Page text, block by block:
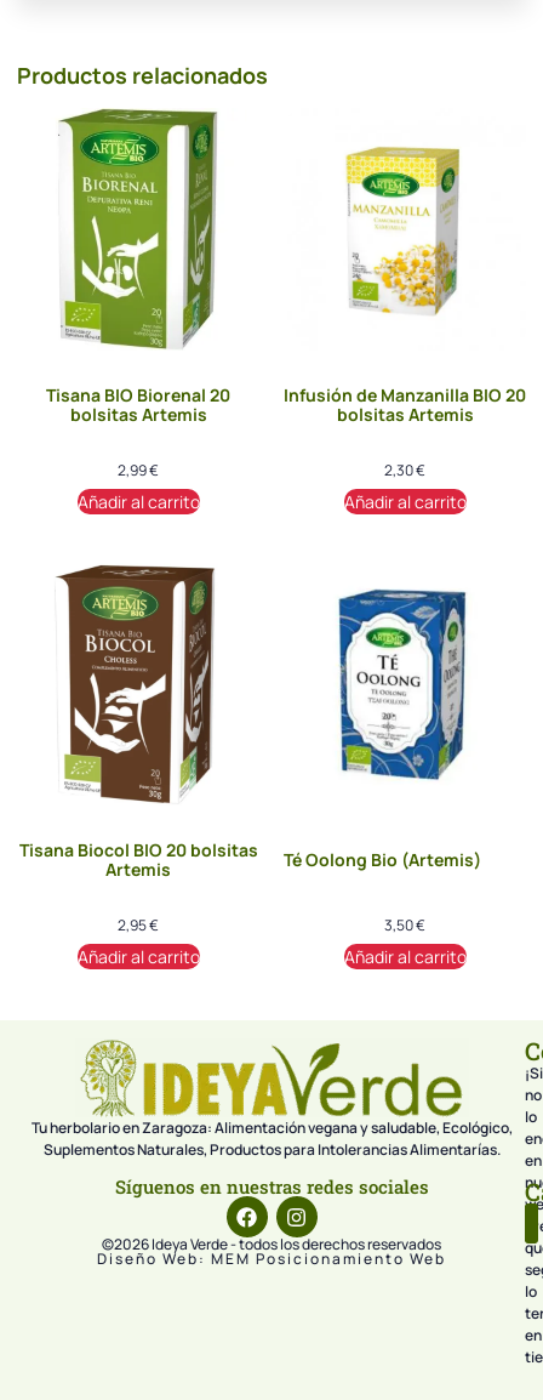
Productos relacionados
Tisana BIO Biorenal 20
bolsitas Artemis
2,99€
Añadir al carrito
Infusión de Manzanilla BIO 20
bolsitas Artemis
2,30€
Añadir al carrito
Tisana Biocol BIO 20 bolsitas
Artemis
2,95€
Añadir al carrito
Té Oolong Bio (Artemis)
3,50€
Añadir al carrito
Tu herbolario en Zaragoza: Alimentación vegana y saludable, Ecológico,
Suplementos Naturales, Productos para Intolerancias Alimentarías.
Síguenos en nuestras redes sociales
©2026 Ideya Verde - todos los derechos reservados
Diseño Web: MEM Posicionamiento Web
¡Si
no
lo
en
lo
en